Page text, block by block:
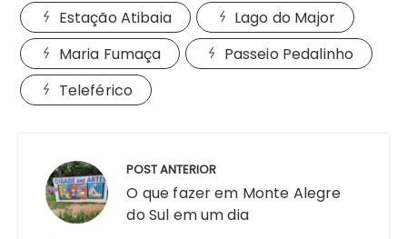
Estação Atibaia
Lago do Major
Maria Fumaça
Passeio Pedalinho
Teleférico
POST ANTERIOR
O que fazer em Monte Alegre
do Sul em um dia